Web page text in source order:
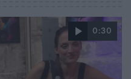
0:30